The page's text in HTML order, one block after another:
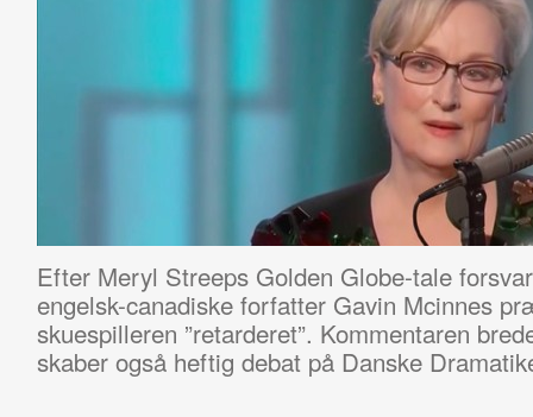
Efter Meryl Streeps Golden Globe-tale
engelsk-canadiske forfatter Gavin Mcinnes
skuespilleren ”retarderet”. Kommentaren
skaber også heftig debat på Danske